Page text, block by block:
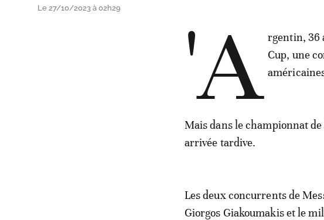
Le 27/10/2023 à 02h29 'A rgentin, 36
Cup, une
Mais dans le championnat
arrivée tardive.
Les deux concurrents de
Giorgos Giakoumakis et le